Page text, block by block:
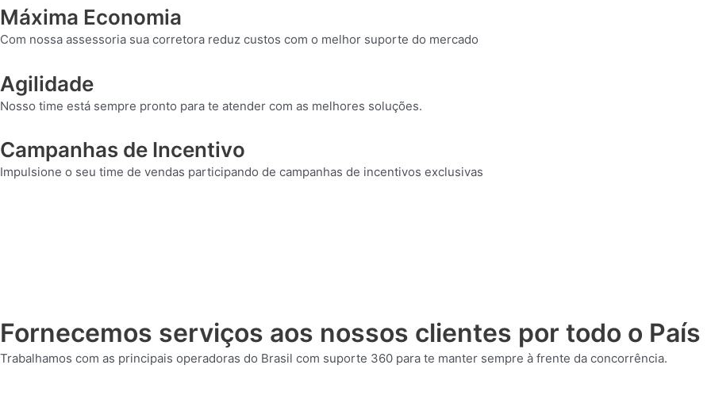
Máxima Economia
Com nossa assessoria sua corretora reduz custos com o melhor suporte do mercado
Agilidade
Nosso time está sempre pronto para te atender com as melhores soluções.
Campanhas de Incentivo
Impulsione o seu time de vendas participando de campanhas de incentivos exclusivas
Fornecemos serviços aos nossos clientes por todo o País
Trabalhamos com as principais operadoras do Brasil com suporte 360 para te manter sempre à frente da concorrência.